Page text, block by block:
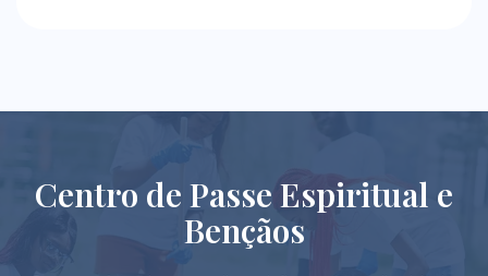
Centro de Passe Espiritual e
Bençãos